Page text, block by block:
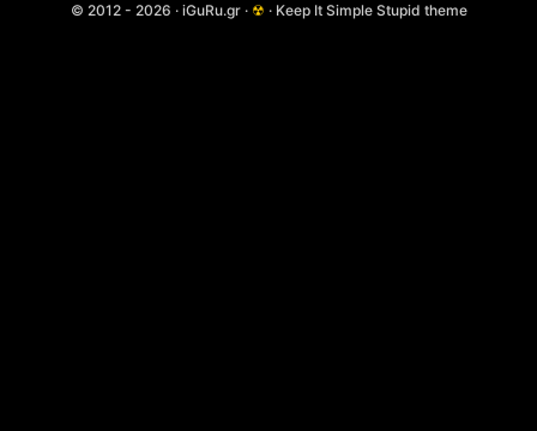
© 2012 - 2026 · iGuRu.gr · ☢ · Keep It Simple Stupid theme